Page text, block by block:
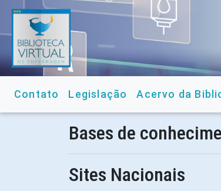
Contato Legislação Acervo da
Bases de
Sites Nacionais